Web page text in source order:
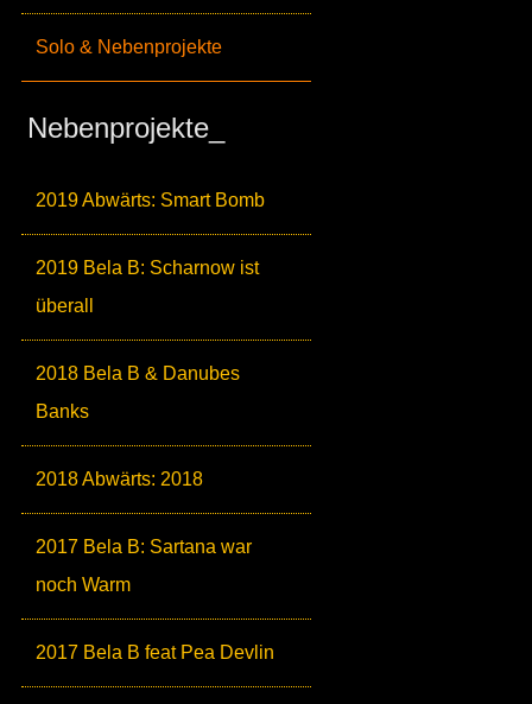
Solo & Nebenprojekte
Nebenprojekte_
2019 Abwärts: Smart Bomb
2019 Bela B: Scharnow ist
überall
2018 Bela B & Danubes
Banks
2018 Abwärts: 2018
2017 Bela B: Sartana war
noch Warm
2017 Bela B feat Pea Devlin